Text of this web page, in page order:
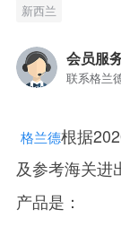
新西兰
会员服
联系格兰
格兰德根据
及参考海关进
产品是：